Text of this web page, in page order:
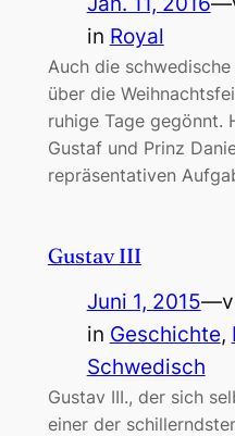
in Royal
Auch die
über die
ruhige Tage gegönnt.
Gustaf und Prinz
repräsentativen
Gustav III
Juni 1, 2015—
in Geschichte,
Schwedisch
Gustav III., der sich
einer der